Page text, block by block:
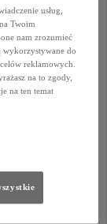
usług,
Twoim
nam zrozumieć
wykorzystywane do
reklamowych.
na to zgody,
na ten temat